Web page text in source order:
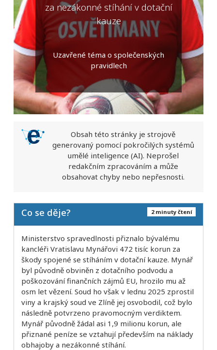
za nezákonné stíhání v dotační
kauze
Uzavřené téma o společenských
pravidlech
Obsah této stránky je strojově
generovaný pomocí pokročilých systémů
umělé inteligence (AI). Neprošel
redakčním zpracováním a může
obsahovat chyby nebo nepřesnosti.
2 minuty čtení
Co se děje?
Ministerstvo spravedlnosti přiznalo bývalému
kancléři Vratislavu Mynářovi 472 tisíc korun za
škody spojené se stíháním v dotační kauze. Mynář
byl původně obviněn z dotačního podvodu a
poškozování finančních zájmů EU, hrozilo mu až
osm let vězení. Soud ho však v lednu 2025 zprostil
viny a krajský soud ve Zlíně jej osvobodil, což bylo
následně potvrzeno pravomocným verdiktem.
Mynář původně žádal asi 1,9 milionu korun, ale
přiznané peníze se vztahují především na náklady
obhajoby a nezákonné stíhání.